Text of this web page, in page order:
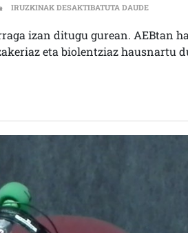
IRUZKINAK DESAKTIBATUTA DAUDE
izan ditugu gurean. AEBtan
eta biolentziaz hausnartu